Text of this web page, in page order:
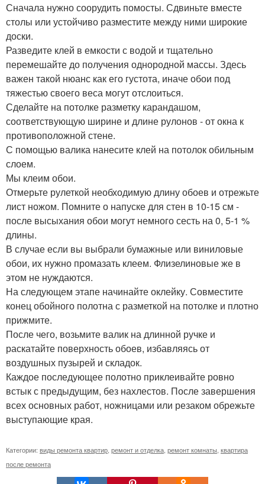
Сначала нужно соорудить помосты. Сдвиньте вместе
столы или устойчиво разместите между ними широкие
доски.
Разведите клей в емкости с водой и тщательно
перемешайте до получения однородной массы. Здесь
важен такой нюанс как его густота, иначе обои под
тяжестью своего веса могут отслоиться.
Сделайте на потолке разметку карандашом,
соответствующую ширине и длине рулонов - от окна к
противоположной стене.
С помощью валика нанесите клей на потолок обильным
слоем.
Мы клеим обои.
Отмерьте рулеткой необходимую длину обоев и отрежьте
лист ножом. Помните о напуске для стен в 10-15 см -
после высыхания обои могут немного сесть на 0, 5-1 %
длины.
В случае если вы выбрали бумажные или виниловые
обои, их нужно промазать клеем. Флизелиновые же в
этом не нуждаются.
На следующем этапе начинайте оклейку. Совместите
конец обойного полотна с разметкой на потолке и плотно
прижмите.
После чего, возьмите валик на длинной ручке и
раскатайте поверхность обоев, избавляясь от
воздушных пузырей и складок.
Каждое последующее полотно приклеивайте ровно
встык с предыдущим, без нахлестов. После завершения
всех основных работ, ножницами или резаком обрежьте
выступающие края.
Категории: виды ремонта квартир ремонт и отделка ремонт комнаты квартира
после ремонта